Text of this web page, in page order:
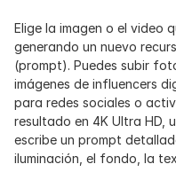
Elige la imagen o el video
generando un nuevo
(prompt). Puedes subir
imágenes de influencers
para redes sociales o
resultado en 4K Ultra HD,
escribe un prompt
iluminación, el fondo, la